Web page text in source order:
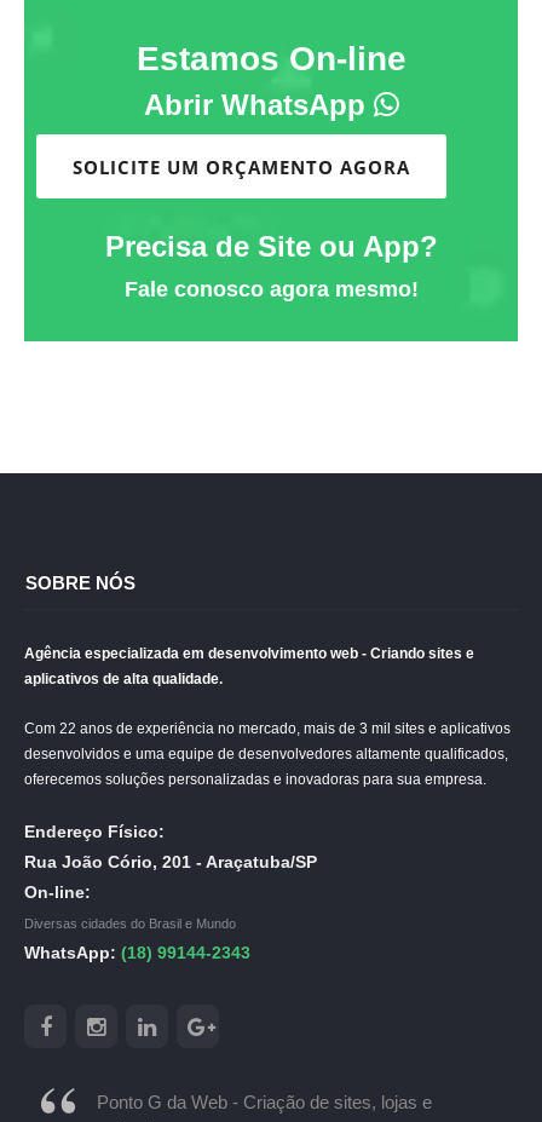
Estamos On-line
Abrir WhatsApp
SOLICITE UM ORÇAMENTO AGORA
Precisa de Site ou App?
Fale conosco agora mesmo!
SOBRE NÓS
Agência especializada em desenvolvimento web - Criando sites e
aplicativos de alta qualidade.
Com 22 anos de experiência no mercado, mais de 3 mil sites e aplicativos
desenvolvidos e uma equipe de desenvolvedores altamente qualificados,
oferecemos soluções personalizadas e inovadoras para sua empresa.
Endereço Físico:
Rua João Cório, 201 - Araçatuba/SP
On-line:
Diversas cidades do Brasil e Mundo
WhatsApp: (18) 99144-2343
Ponto G da Web - Criação de sites, lojas e